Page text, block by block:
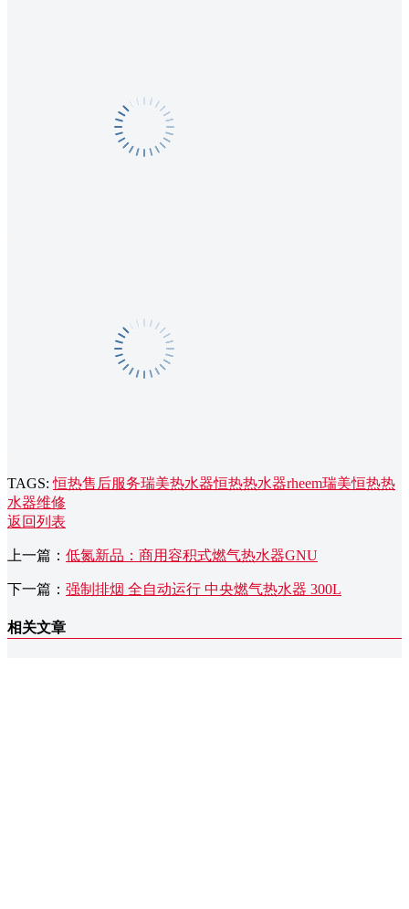
TAGS:恒热售后服务瑞美热水器恒热热水器rheem瑞美恒热热
水器维修
返回列表
上一篇： 低氮新品：商用容积式燃气热水器GNU
下一篇： 强制排烟 全自动运行 中央燃气热水器 300L
相关文章